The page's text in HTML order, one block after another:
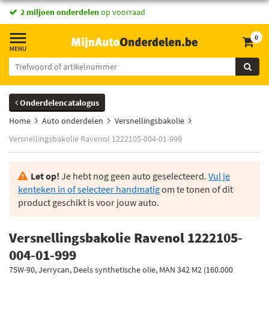
2 miljoen onderdelenop voorraad
0
Onderdelencatalogus
Home
Auto onderdelen
Versnellingsbakolie
Versnellingsbakolie Ravenol 1222105-004-01-999
Let op! Je hebt nog geen auto geselecteerd. Vul je
kenteken in of selecteer handmatigom te tonen of dit
product geschikt is voor jouw auto.
Versnellingsbakolie Ravenol 1222105-
004-01-999
75W-90, Jerrycan, Deels synthetische olie, MAN 342 M2 (160.000